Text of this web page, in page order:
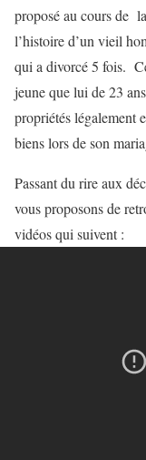
proposé au cours de
l’histoire d’un vieil
qui a divorcé 5 fois.
jeune que lui de 23
propriétés légalement
biens lors de son
Passant du rire aux
vous proposons de
vidéos qui suivent :